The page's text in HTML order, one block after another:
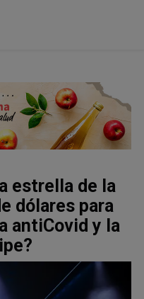
estrella de la
dólares para
antiCovid y la